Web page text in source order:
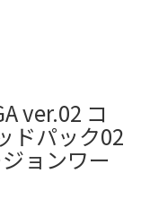
ver.02 コ
ドパック02
ョンワー